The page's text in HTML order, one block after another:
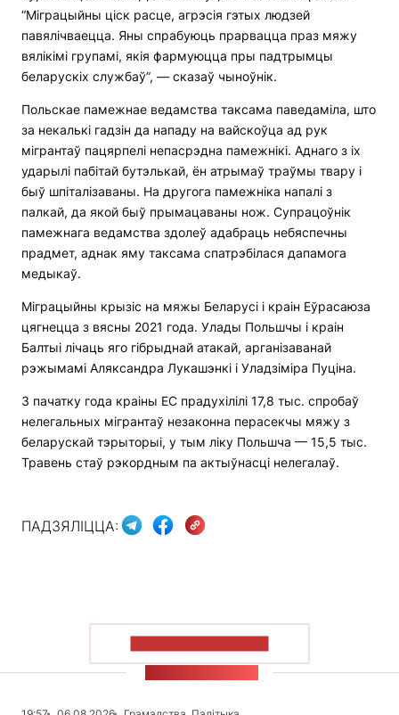
“Міграцыйны ціск расце, агрэсія гэтых людзей
павялічваецца. Яны спрабуюць прарвацца праз мяжу
вялікімі групамі, якія фармуюцца пры падтрымцы
беларускіх службаў”, — сказаў чыноўнік.
Польскае памежнае ведамства таксама паведаміла, што
за некалькі гадзін да нападу на вайскоўца ад рук
мігрантаў пацярпелі непасрэдна памежнікі. Аднаго з іх
ударылі пабітай бутэлькай, ён атрымаў траўмы твару і
быў шпіталізаваны. На другога памежніка напалі з
палкай, да якой быў прымацаваны нож. Супрацоўнік
памежнага ведамства здолеў адабраць небяспечны
прадмет, аднак яму таксама спатрэбілася дапамога
медыкаў.
Міграцыйны крызіс на мяжы Беларусі і краін Еўрасаюза
цягнецца з вясны 2021 года. Улады Польшчы і краін
Балтыі лічаць яго гібрыднай атакай, арганізаванай
рэжымамі Аляксандра Лукашэнкі і Уладзіміра Пуціна.
З пачатку года краіны ЕС прадухілілі 17,8 тыс. спробаў
нелегальных мігрантаў незаконна перасекчы мяжу з
беларускай тэрыторыі, у тым ліку Польшча — 15,5 тыс.
Травень стаў рэкордным па актыўнасці нелегалаў.
ПАДЗЯЛІЦЦА: